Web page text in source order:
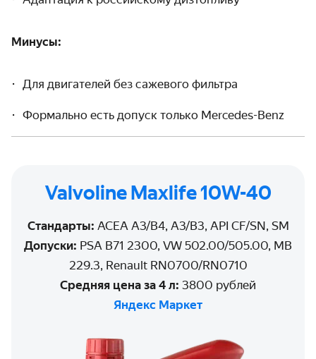
Минусы:
Для двигателей без сажевого фильтра
Формально есть допуск только Mercedes-Benz
Valvoline Maxlife 10W-40
Стандарты: ACEA A3/B4, A3/B3, API CF/SN, SM
Допуски: PSA B71 2300, VW 502.00/505.00, MB
229.3, Renault RN0700/RN0710
Средняя цена за 4 л: 3800 рублей
Яндекс Маркет